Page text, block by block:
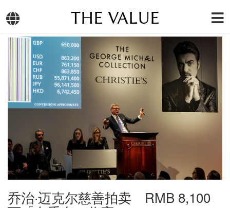
THE VALUE
乔治·迈克尔慈善拍卖 RMB 8,100